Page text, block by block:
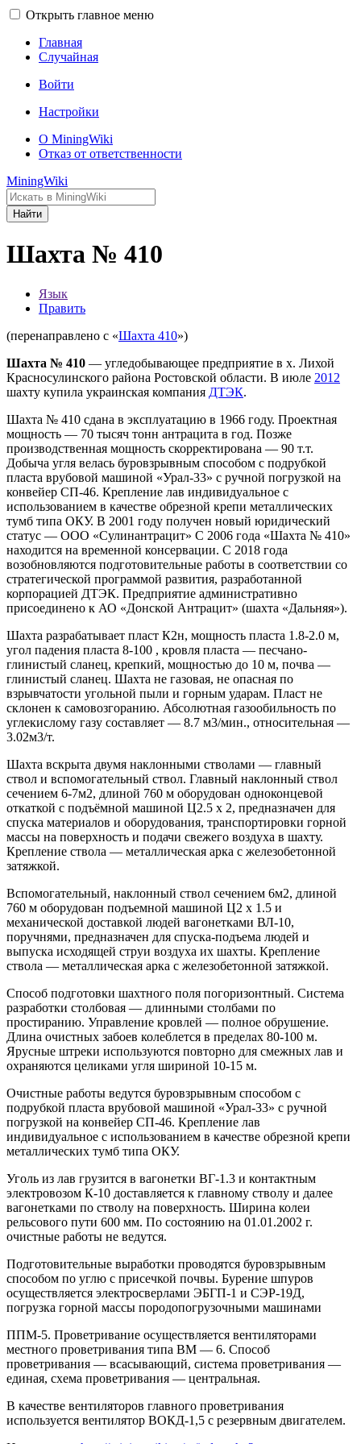
Открыть главное меню
Главная
Случайная
Войти
Настройки
О MiningWiki
Отказ от ответственности
MiningWiki
Найти
Шахта № 410
Язык
Править
(перенаправлено с «Шахта 410»)
Шахта № 410 — угледобывающее предприятие в х. Лихой
Красносулинского района Ростовской области. В июле 2012
шахту купила украинская компания ДТЭК.
Шахта № 410 сдана в эксплуатацию в 1966 году. Проектная
мощность — 70 тысяч тонн антрацита в год. Позже
производственная мощность скорректирована — 90 т.т.
Добыча угля велась буровзрывным способом с подрубкой
пласта врубовой машиной «Урал-33» с ручной погрузкой на
конвейер СП-46. Крепление лав индивидуальное с
использованием в качестве обрезной крепи металлических
тумб типа ОКУ. В 2001 году получен новый юридический
статус — ООО «Сулинантрацит» С 2006 года «Шахта № 410»
находится на временной консервации. С 2018 года
возобновляются подготовительные работы в соответствии со
стратегической программой развития, разработанной
корпорацией ДТЭК. Предприятие административно
присоединено к АО «Донской Антрацит» (шахта «Дальняя»).
Шахта разрабатывает пласт К2н, мощность пласта 1.8-2.0 м,
угол падения пласта 8-100 , кровля пласта — песчано-
глинистый сланец, крепкий, мощностью до 10 м, почва —
глинистый сланец. Шахта не газовая, не опасная по
взрывчатости угольной пыли и горным ударам. Пласт не
склонен к самовозгоранию. Абсолютная газообильность по
углекислому газу составляет — 8.7 м3/мин., относительная —
3.02м3/т.
Шахта вскрыта двумя наклонными стволами — главный
ствол и вспомогательный ствол. Главный наклонный ствол
сечением 6-7м2, длиной 760 м оборудован одноконцевой
откаткой с подъёмной машиной Ц2.5 x 2, предназначен для
спуска материалов и оборудования, транспортировки горной
массы на поверхность и подачи свежего воздуха в шахту.
Крепление ствола — металлическая арка с железобетонной
затяжкой.
Вспомогательный, наклонный ствол сечением 6м2, длиной
760 м оборудован подъемной машиной Ц2 x 1.5 и
механической доставкой людей вагонетками ВЛ-10,
поручнями, предназначен для спуска-подъема людей и
выпуска исходящей струи воздуха их шахты. Крепление
ствола — металлическая арка с железобетонной затяжкой.
Способ подготовки шахтного поля погоризонтный. Система
разработки столбовая — длинными столбами по
простиранию. Управление кровлей — полное обрушение.
Длина очистных забоев колеблется в пределах 80-100 м.
Ярусные штреки используются повторно для смежных лав и
охраняются целиками угля шириной 10-15 м.
Очистные работы ведутся буровзрывным способом с
подрубкой пласта врубовой машиной «Урал-33» с ручной
погрузкой на конвейер СП-46. Крепление лав
индивидуальное с использованием в качестве обрезной крепи
металлических тумб типа ОКУ.
Уголь из лав грузится в вагонетки ВГ-1.3 и контактным
электровозом К-10 доставляется к главному стволу и далее
вагонетками по стволу на поверхность. Ширина колеи
рельсового пути 600 мм. По состоянию на 01.01.2002 г.
очистные работы не ведутся.
Подготовительные выработки проводятся буровзрывным
способом по углю с присечкой почвы. Бурение шпуров
осуществляется электросверлами ЭБГП-1 и СЭР-19Д,
погрузка горной массы породопогрузочными машинами
ППМ-5. Проветривание осуществляется вентиляторами
местного проветривания типа ВМ — 6. Способ
проветривания — всасывающий, система проветривания —
единая, схема проветривания — центральная.
В качестве вентиляторов главного проветривания
используется вентилятор ВОКД-1,5 с резервным двигателем.